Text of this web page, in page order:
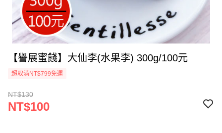
【譽展蜜餞】大仙李(水果李) 300g/100元
超取滿NT$799免運
NT$130
NT$100